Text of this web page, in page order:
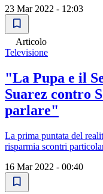
23 Mar 2022 - 12:03
Articolo
Televisione
"La Pupa e il
Suarez contro
parlare"
La prima puntata del
risparmia scontri
16 Mar 2022 - 00:40